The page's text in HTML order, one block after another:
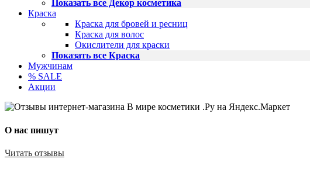
Показать все Декор косметика
Краска
Краска для бровей и ресниц
Краска для волос
Окислители для краски
Показать все Краска
Мужчинам
% SALE
Акции
О нас пишут
Читать отзывы